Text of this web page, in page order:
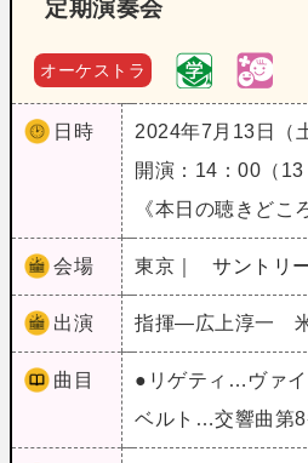
定期演奏会
オーケストラ
日時
2024年7月13日（
開演：14：00（
《本日の聴きどこ
会場 東京｜ サントリ
出演 指揮―広上淳一
曲目
●リゲティ…ヴァ
ベルト…交響曲第8